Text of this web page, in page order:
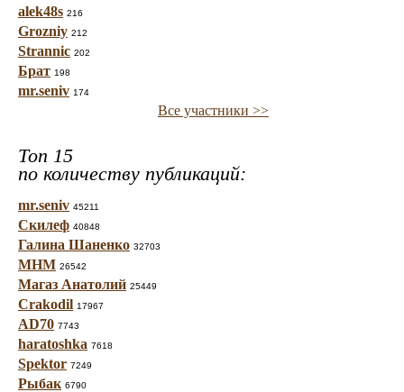
alek48s 216
Grozniy 212
Strannic 202
Брат 198
mr.seniv 174
Все участники >>
Топ 15
по количеству публикаций:
mr.seniv 45211
Скилеф 40848
Галина Шаненко 32703
МНМ 26542
Магаз Анатолий 25449
Crakodil 17967
AD70 7743
haratoshka 7618
Spektor 7249
Рыбак 6790